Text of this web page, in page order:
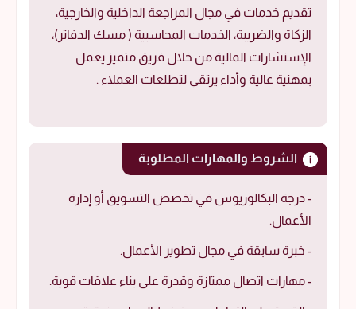
تقديم خدمات في مجال المراجعة الداخلية والخارجية،
الزكاة والضريبة، الخدمات المحاسبية ( مسك الدفاتر)،
الإستشارات المالية من خلال فريق متميز يعمل
بمهنية عالية وأداء يرتقي لتطلعات العملاء .
الشروط والمهارات المطلوبة
- درجة البكالوريوس في تخصص التسويق أو إدارة
الأعمال.
- خبرة سابقة في مجال تطوير الأعمال.
- مهارات اتصال ممتازة وقدرة على بناء علاقات قوية.